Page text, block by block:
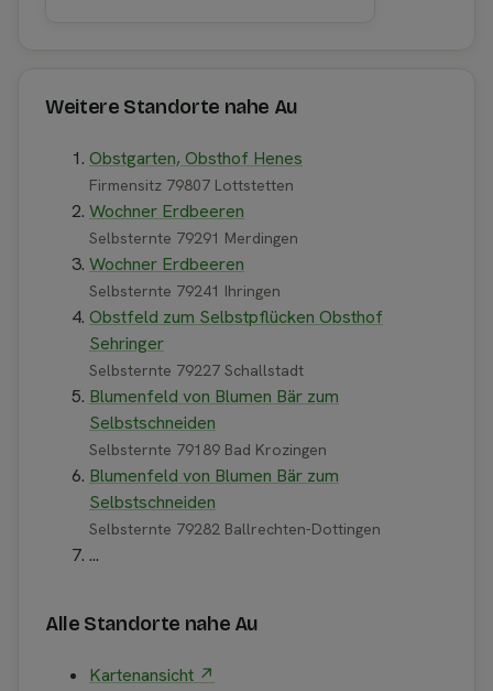
Weitere Standorte nahe Au
Obstgarten, Obsthof Henes
Firmensitz 79807 Lottstetten
Wochner Erdbeeren
Selbsternte 79291 Merdingen
Wochner Erdbeeren
Selbsternte 79241 Ihringen
Obstfeld zum Selbstpflücken Obsthof
Sehringer
Selbsternte 79227 Schallstadt
Blumenfeld von Blumen Bär zum
Selbstschneiden
Selbsternte 79189 Bad Krozingen
Blumenfeld von Blumen Bär zum
Selbstschneiden
Selbsternte 79282 Ballrechten-Dottingen
...
Alle Standorte nahe Au
Kartenansicht ↗